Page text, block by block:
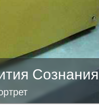
Сознания